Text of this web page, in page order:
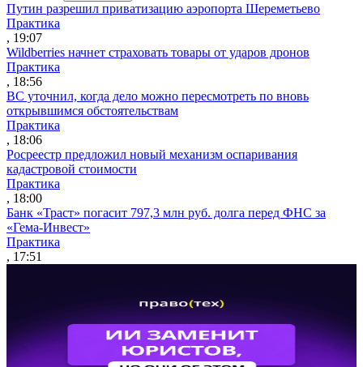
Путин разрешил приватизацию аэропорта Шереметьево
Практика
, 19:07
Wildberries начнет страховать товары от ударов дронов
Практика
, 18:56
ВС уточнил, когда дело можно пересмотреть по вновь
открывшимся обстоятельствам
Практика
, 18:06
Росреестр предложил новый механизм оспаривания
кадастровой стоимости
Практика
, 18:00
Банк «Траст» погасит 797,3 млн руб. долга перед ФНС за
«Гема-Инвест»
Практика
, 17:51